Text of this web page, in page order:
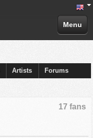
Menu
Artists Forums
17 fans